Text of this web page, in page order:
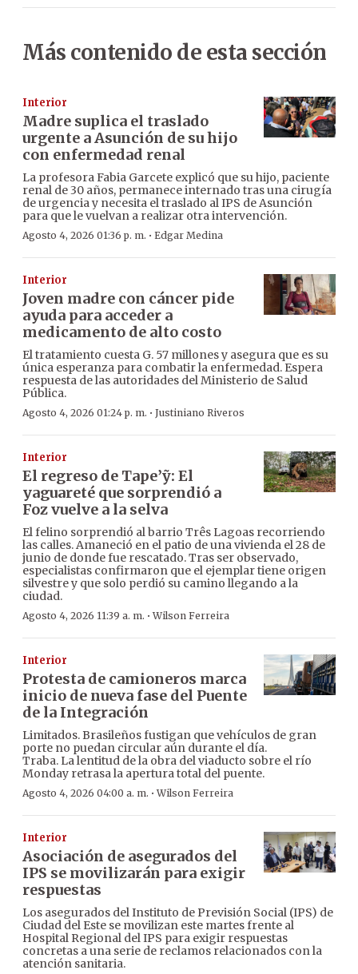
Más contenido de esta sección
Interior
Madre suplica el traslado
urgente a Asunción de su hijo
con enfermedad renal
La profesora Fabia Garcete explicó que su hijo, paciente
renal de 30 años, permanece internado tras una cirugía
de urgencia y necesita el traslado al IPS de Asunción
para que le vuelvan a realizar otra intervención.
Agosto 4, 2026 01:36 p. m. · Edgar Medina
Interior
Joven madre con cáncer pide
ayuda para acceder a
medicamento de alto costo
El tratamiento cuesta G. 57 millones y asegura que es su
única esperanza para combatir la enfermedad. Espera
respuesta de las autoridades del Ministerio de Salud
Pública.
Agosto 4, 2026 01:24 p. m. · Justiniano Riveros
Interior
El regreso de Tape’ỹ: El
yaguareté que sorprendió a
Foz vuelve a la selva
El felino sorprendió al barrio Três Lagoas recorriendo
las calles. Amaneció en el patio de una vivienda el 28 de
junio de donde fue rescatado. Tras ser observado,
especialistas confirmaron que el ejemplar tiene origen
silvestre y que solo perdió su camino llegando a la
ciudad.
Agosto 4, 2026 11:39 a. m. ·Wilson Ferreira
Interior
Protesta de camioneros marca
inicio de nueva fase del Puente
de la Integración
Limitados. Brasileños fustigan que vehículos de gran
porte no puedan circular aún durante el día.
Traba. La lentitud de la obra del viaducto sobre el río
Monday retrasa la apertura total del puente.
Agosto 4, 2026 04:00 a. m. ·Wilson Ferreira
Interior
Asociación de asegurados del
IPS se movilizarán para exigir
respuestas
Los asegurados del Instituto de Previsión Social (IPS) de
Ciudad del Este se movilizan este martes frente al
Hospital Regional del IPS para exigir respuestas
concretas a una serie de reclamos relacionados con la
atención sanitaria.